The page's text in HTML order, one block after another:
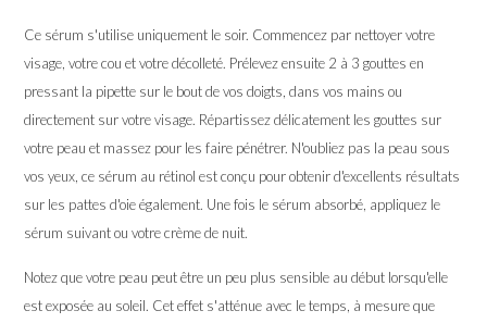
Ce sérum s'utilise uniquement le soir. Commencez par nettoyer votre
visage, votre cou et votre décolleté. Prélevez ensuite 2 à 3 gouttes en
pressant la pipette sur le bout de vos doigts, dans vos mains ou
directement sur votre visage. Répartissez délicatement les gouttes sur
votre peau et massez pour les faire pénétrer. N'oubliez pas la peau sous
vos yeux, ce sérum au rétinol est conçu pour obtenir d'excellents résultats
sur les pattes d'oie également. Une fois le sérum absorbé, appliquez le
sérum suivant ou votre crème de nuit.
Notez que votre peau peut être un peu plus sensible au début lorsqu'elle
est exposée au soleil. Cet effet s'atténue avec le temps, à mesure que